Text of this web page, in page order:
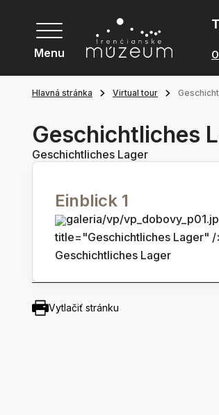
Menu
Hlavná stránka Virtual tour
Geschichtliches
Geschichtliches Lager
Einblick 1
galeria/vp/
title="Geschichtliches Lager" /
Geschichtliches Lager
Vytlačiť stránku